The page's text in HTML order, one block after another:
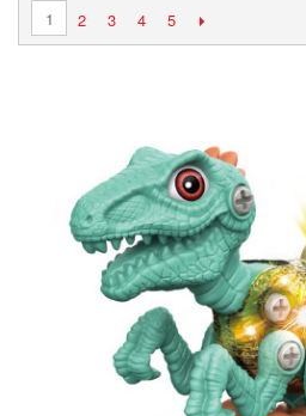
1 2 3 4 5